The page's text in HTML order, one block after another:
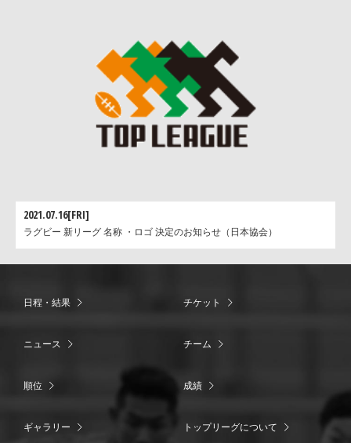
2021.07.16[FRI]
ラグビー 新リーグ 名称 ・ロゴ 決定のお知らせ（日本協会）
日程・結果 チケット
ニュース チーム
順位 成績
ギャラリー トップリーグについて